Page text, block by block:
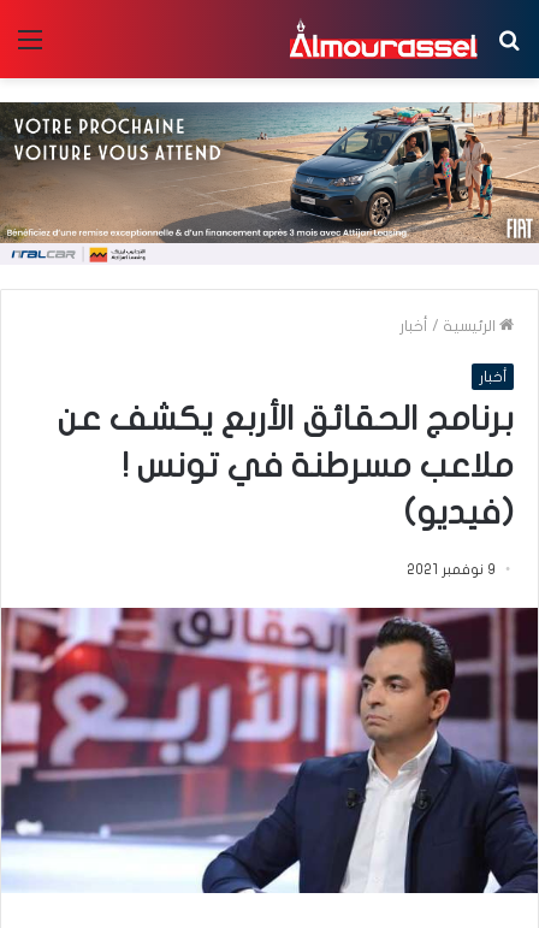
بحث
عن
الرئيسية / أخبار
أخبار
برنامج الحقائق الأربع يكشف عن
ملاعب مسرطنة في تونس !
(فيديو)
9 نوفمبر 2021